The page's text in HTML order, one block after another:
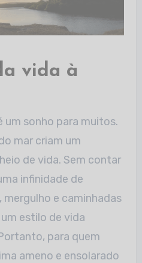
vida à
um sonho para muitos.
mar criam um
de vida. Sem contar
infinidade de
e caminhadas
estilo de vida
para quem
ameno e ensolarado